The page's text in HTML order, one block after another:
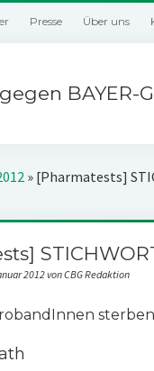
Presse Über uns
BAYER-
» [Pharmatests]
2012 von CBG Redaktion
sterben